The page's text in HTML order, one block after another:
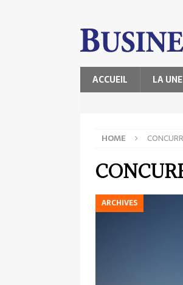
ACCUEIL LA UNE
HOME
ARCHIVES